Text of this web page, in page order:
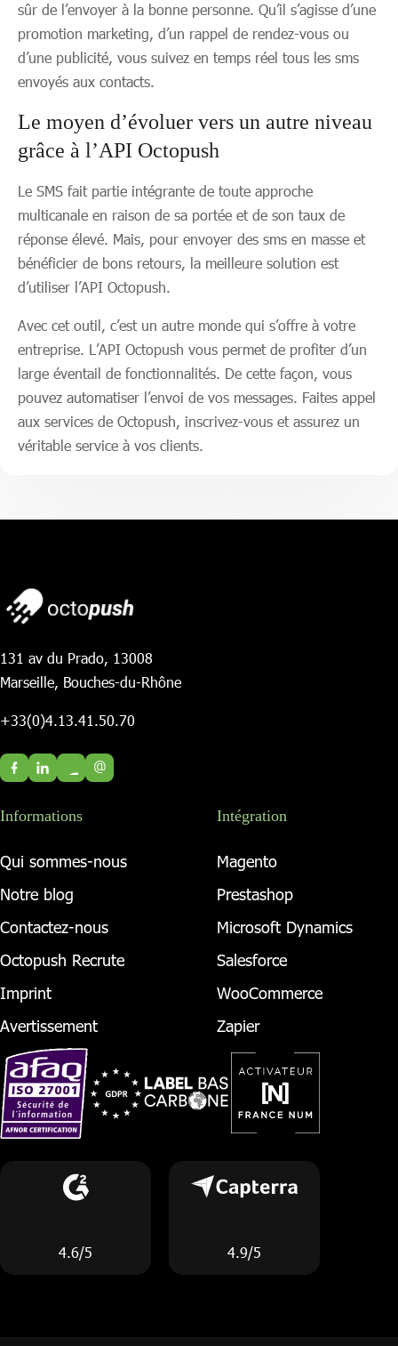
sûr de l’envoyer à la bonne personne. Qu’il s’agisse d’une
promotion marketing, d’un rappel de rendez-vous ou
d’une publicité, vous suivez en temps réel tous les sms
envoyés aux contacts.
Le moyen d’évoluer vers un autre niveau
grâce à l’API Octopush
Le SMS fait partie intégrante de toute approche
multicanale en raison de sa portée et de son taux de
réponse élevé. Mais, pour envoyer des sms en masse et
bénéficier de bons retours, la meilleure solution est
d’utiliser l’API Octopush.
Avec cet outil, c’est un autre monde qui s’offre à votre
entreprise. L’API Octopush vous permet de profiter d’un
large éventail de fonctionnalités. De cette façon, vous
pouvez automatiser l’envoi de vos messages. Faites appel
aux services de Octopush, inscrivez-vous et assurez un
véritable service à vos clients.
131 av du Prado, 13008
Marseille, Bouches-du-Rhône
+33(0)4.13.41.50.70
@
Informations
Qui sommes-nous
Notre blog
Contactez-nous
Octopush Recrute
Imprint
Avertissement
Intégration
Magento
Prestashop
Microsoft Dynamics
Salesforce
WooCommerce
Zapier
4.6/5 4.9/5